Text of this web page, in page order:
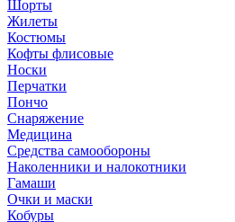
Шорты
Жилеты
Костюмы
Кофты флисовые
Носки
Перчатки
Пончо
Снаряжение
Медицина
Средства самообороны
Наколенники и налокотники
Гамаши
Очки и маски
Кобуры